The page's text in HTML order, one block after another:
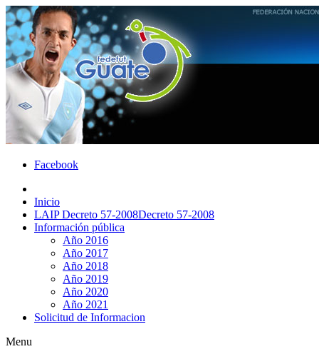
Facebook
Inicio
LAIP Decreto 57-2008Decreto 57-2008
Información pública
Año 2016
Año 2017
Año 2018
Año 2019
Año 2020
Año 2021
Solicitud de Informacion
Menu